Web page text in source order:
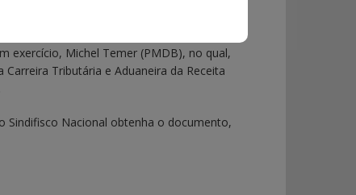
exercício, Michel Temer (PMDB), no qual,
Tributária e Aduaneira da Receita
Nacional obtenha o documento,